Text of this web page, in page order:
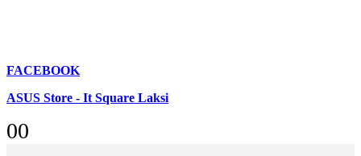
FACEBOOK
ASUS Store - It Square Laksi
00